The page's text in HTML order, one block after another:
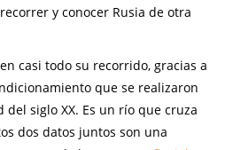
y conocer Rusia de otra
casi todo su recorrido, gracias a
que se realizaron
siglo XX. Es un río que cruza
dos datos juntos son una